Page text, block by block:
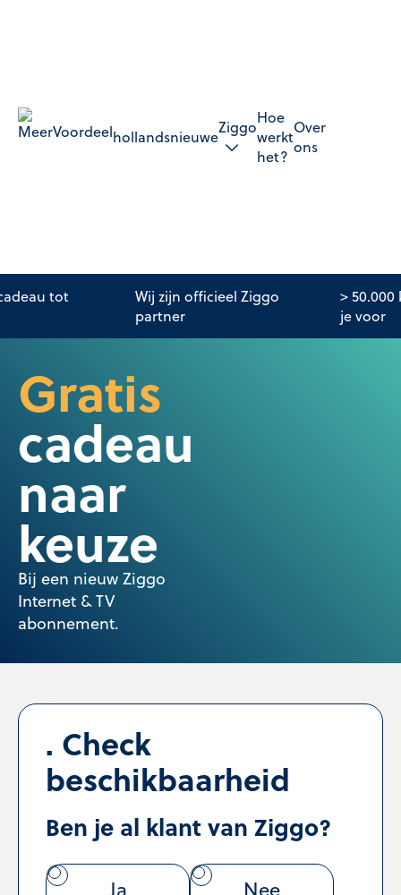
hollandsnieuweZiggoHoe
werkt
het?
Over
ons
tot
Wij zijn officieel Ziggo
partner
>
je voor
Gratis
cadeau
naar
keuze
Bij een nieuw Ziggo
Internet & TV
abonnement.
Check
beschikbaarheid
Ben je al klant van Ziggo?
Ja Nee